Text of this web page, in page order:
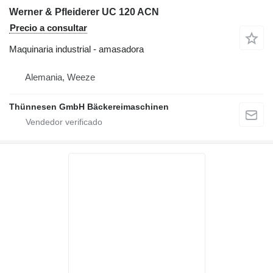
Werner & Pfleiderer UC 120 ACN
Precio a consultar
Maquinaria industrial - amasadora
Alemania, Weeze
Thünnesen GmbH Bäckereimaschinen